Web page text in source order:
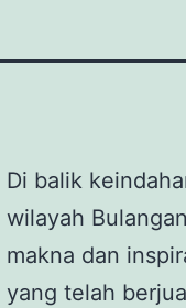
Di balik
wilayah
makna dan
yang telah